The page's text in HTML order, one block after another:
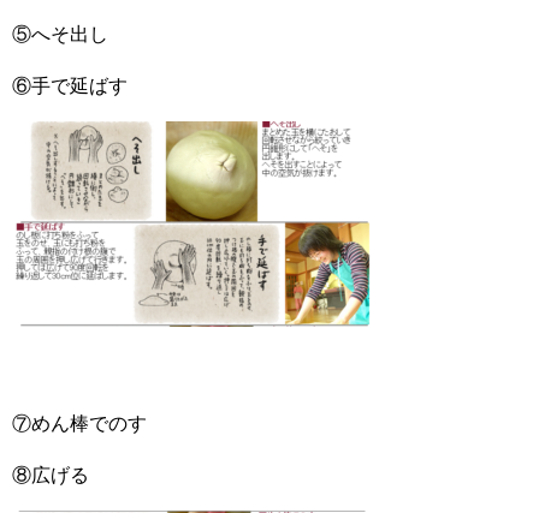
⑤へそ出し
⑥手で延ばす
⑦めん棒でのす
⑧広げる